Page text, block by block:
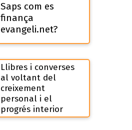
Saps com es
finança
evangeli.net?
Llibres i converses
al voltant del
creixement
personal i el
progrés interior